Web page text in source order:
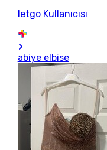
letgo Kullanıcısı
abiye elbise